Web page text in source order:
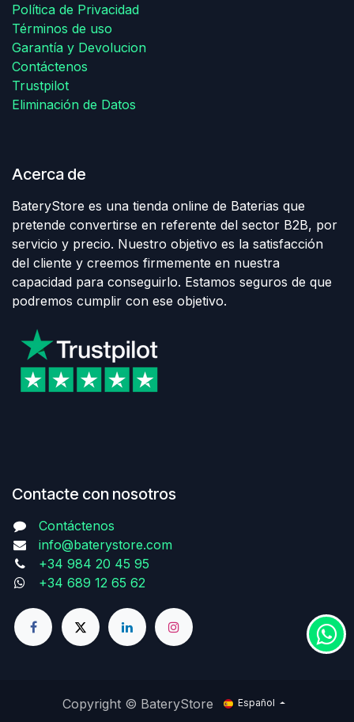
Política de Privacidad
Términos de uso
Garantía y Devolucion
Contáctenos
Trustpilot
Eliminación de Datos
Acerca de
BateryStore es una tienda online de Baterias que
pretende convertirse en referente del sector B2B, por
servicio y precio. Nuestro objetivo es la satisfacción
del cliente y creemos firmemente en nuestra
capacidad para conseguirlo. Estamos seguros de que
podremos cumplir con ese objetivo.
Contacte con nosotros
Contáctenos
info@baterystore.com
+34 984 20 45 95
+34 689 12 65 62
Copyright © BateryStore Español